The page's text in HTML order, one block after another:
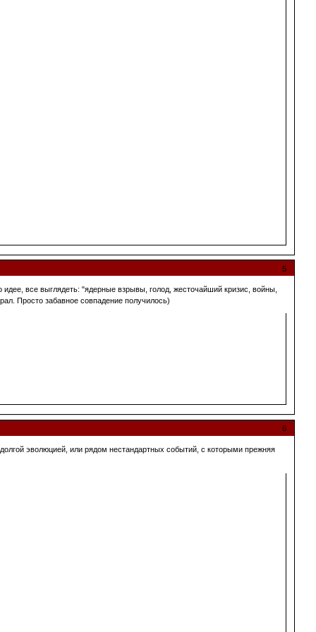
5
все выглядеть: "ядерные взрывы, голод, жесточайший кризис, войны,
Просто забавное совпадение получилось)
6
эволюцией, или рядом нестандартных событий, с которыми прежняя